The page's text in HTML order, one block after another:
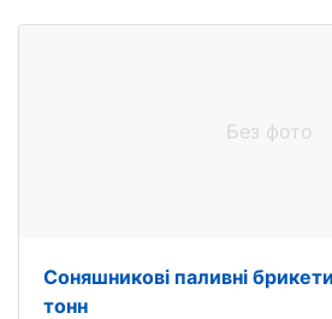
Без фото
Соняшникові паливні
тонн